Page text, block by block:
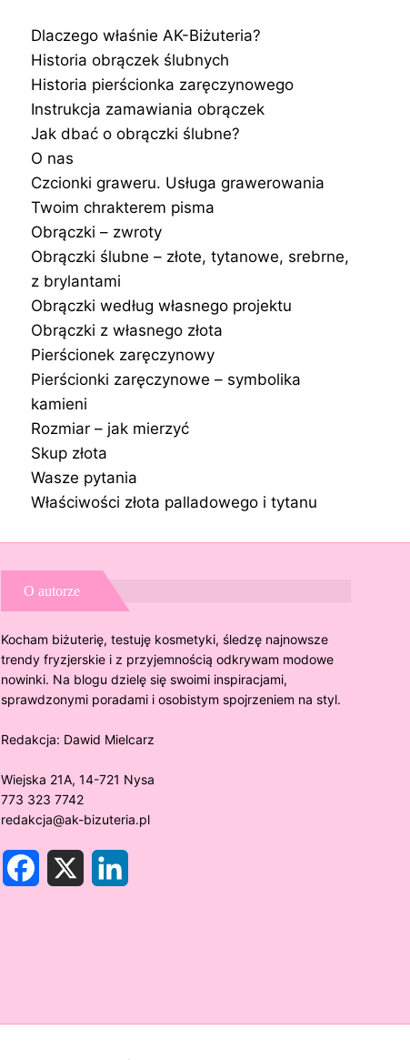
Dlaczego właśnie AK-Biżuteria?
Historia obrączek ślubnych
Historia pierścionka zaręczynowego
Instrukcja zamawiania obrączek
Jak dbać o obrączki ślubne?
O nas
Czcionki graweru. Usługa grawerowania
Twoim chrakterem pisma
Obrączki – zwroty
Obrączki ślubne – złote, tytanowe, srebrne,
z brylantami
Obrączki według własnego projektu
Obrączki z własnego złota
Pierścionek zaręczynowy
Pierścionki zaręczynowe – symbolika
kamieni
Rozmiar – jak mierzyć
Skup złota
Wasze pytania
Właściwości złota palladowego i tytanu
O autorze
Kocham biżuterię, testuję kosmetyki, śledzę najnowsze
trendy fryzjerskie i z przyjemnością odkrywam modowe
nowinki. Na blogu dzielę się swoimi inspiracjami,
sprawdzonymi poradami i osobistym spojrzeniem na styl.
Redakcja: Dawid Mielcarz
Wiejska 21A, 14-721 Nysa
773 323 7742
redakcja@ak-bizuteria.pl
X